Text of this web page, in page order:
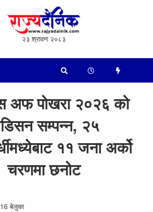
२३ श्रावण २०८३
अफ पोखरा २०२६ को
सम्पन्न, २५
११ जना अर्को
चरणमा छनोट
बेलुका